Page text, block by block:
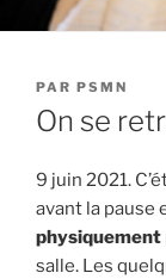
PUBLIÉ
LE
PAR PSMN
On se
9 juin 2021.
avant la pause
physiquement
salle. Les